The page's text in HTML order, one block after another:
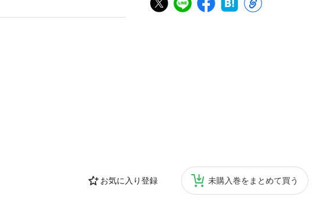
お気に入り登録 未購入巻をまとめて買う